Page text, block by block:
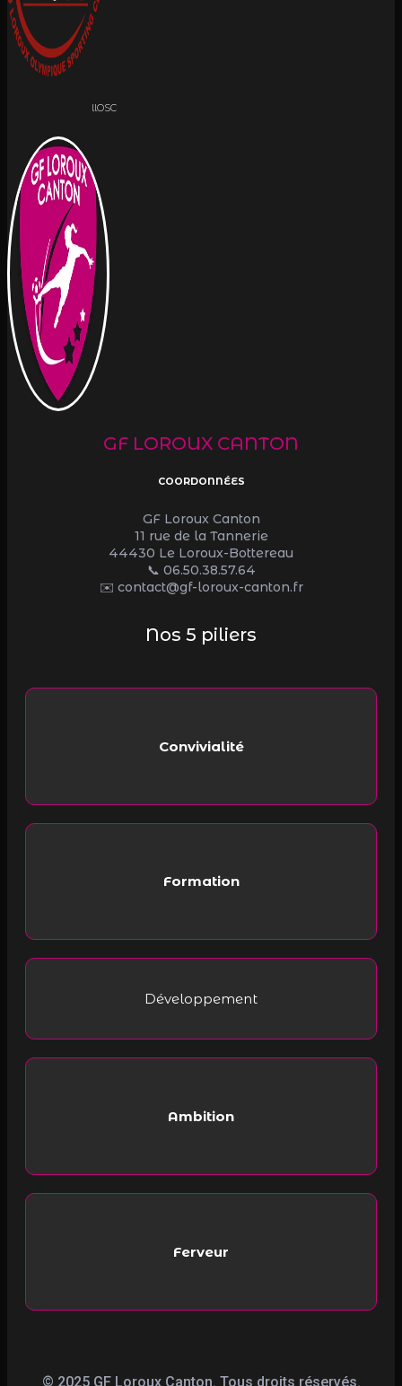
llOSC
GF LOROUX CANTON
COORDONNÉES
GF Loroux Canton
11 rue de la Tannerie
44430 Le Loroux-Bottereau
📞 06.50.38.57.64
✉️ contact@gf-loroux-canton.fr
Nos 5 piliers
Convivialité
Formation
Développement
Ambition
Ferveur
© 2025 GF Loroux Canton. Tous droits réservés.